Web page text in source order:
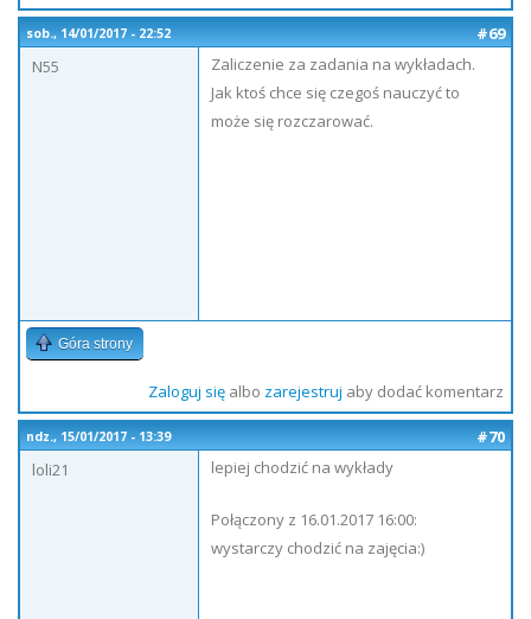
sob., 14/01/2017 - 22:52
#69
N55
Zaliczenie za zadania na wykładach.
Jak ktoś chce się czegoś nauczyć to
może się rozczarować.
Góra strony
Zaloguj sięalbo zarejestruj aby dodać komentarz
ndz., 15/01/2017 - 13:39
#70
loli21
lepiej chodzić na wykłady
Połączony z 16.01.2017 16:00:
wystarczy chodzić na zajęcia:)